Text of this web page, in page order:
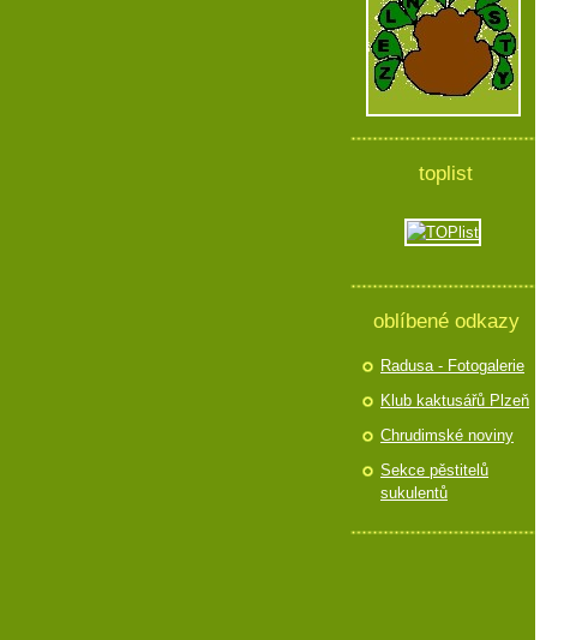
toplist
oblíbené odkazy
Radusa - Fotogalerie
Klub kaktusářů Plzeň
Chrudimské noviny
Sekce pěstitelů
sukulentů